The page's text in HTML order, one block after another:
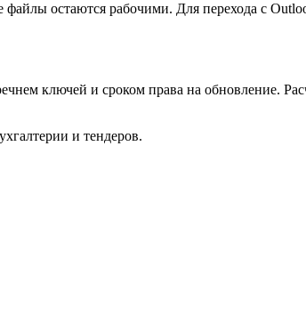
остаются рабочими. Для перехода с
ключей и сроком права на обновление.
и тендеров.